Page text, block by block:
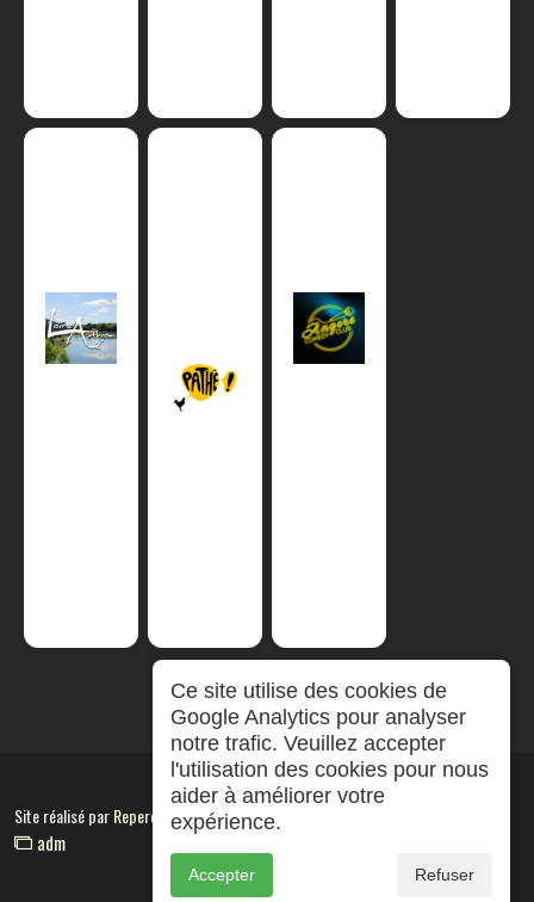
Site réalisé parRepereCom
adm
Ce site utilise des cookies de
Google Analytics pour analyser
notre trafic. Veuillez accepter
l'utilisation des cookies pour nous
aider à améliorer votre
expérience.
Accepter Refuser